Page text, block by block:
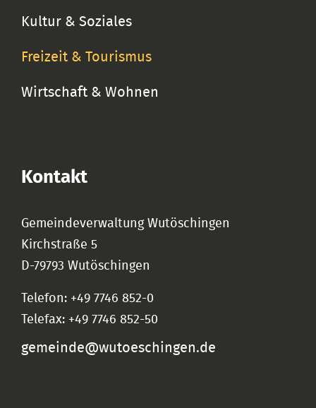
Kultur & Soziales
Freizeit & Tourismus
Wirtschaft & Wohnen
Kontakt
Gemeindeverwaltung Wutöschingen
Kirchstraße 5
D-79793 Wutöschingen
Telefon: +49 7746 852-0
Telefax: +49 7746 852-50
gemeinde@wutoeschingen.de